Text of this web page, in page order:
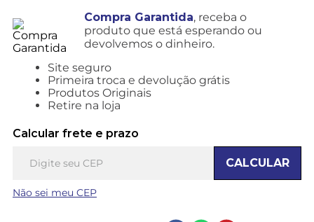
Compra Garantida, receba o
produto que está esperando ou
devolvemos o dinheiro.
Site seguro
Primeira troca e devolução grátis
Produtos Originais
Retire na loja
Calcular frete e prazo
CALCULAR
Não sei meu CEP